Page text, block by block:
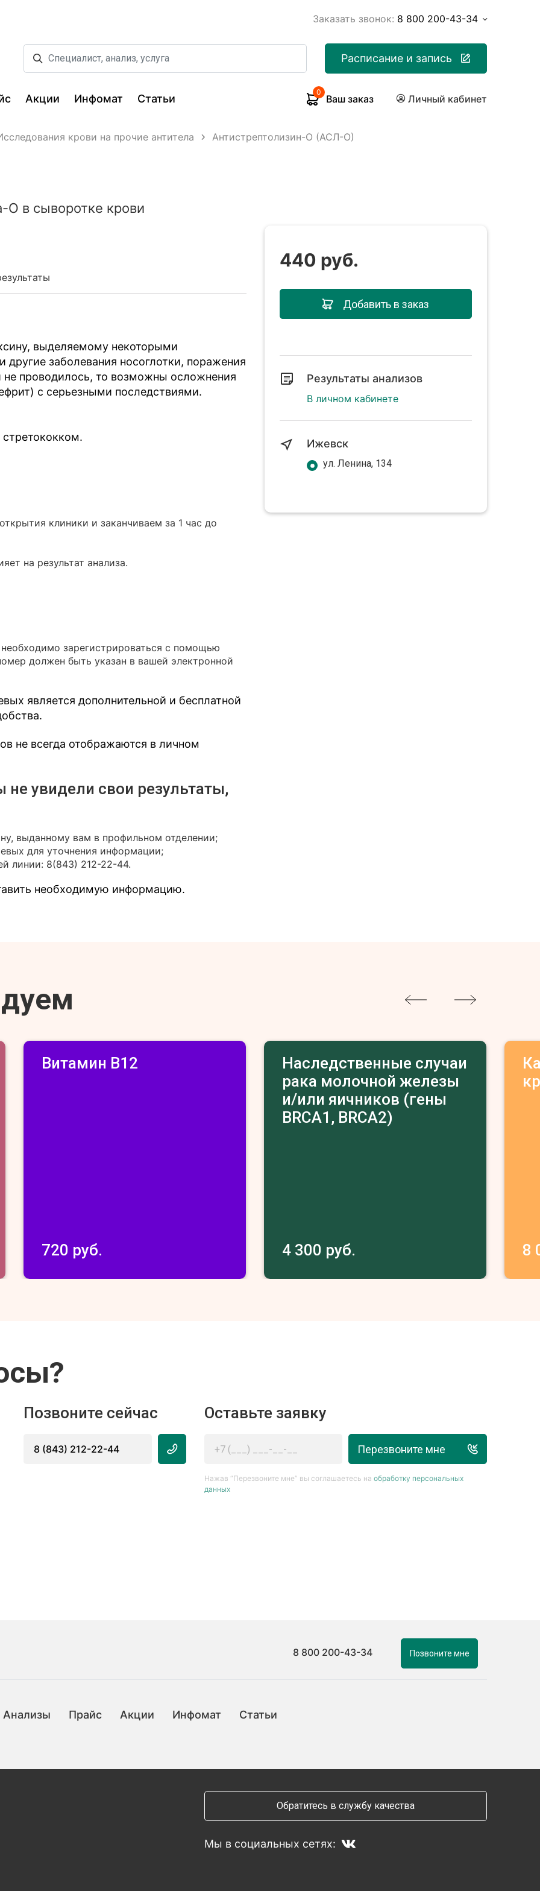
Заказать звонок: 8 800 200-43-34
Расписание и запись
Акции Инфомат Статьи
0
Ваш заказ Личный кабинет
крови на прочие антитела Антистрептолизин-О (АСЛ-О)
О в сыворотке крови
выделяемому некоторыми
заболевания носоглотки, поражения
проводилось, то возможны осложнения
с серьезными последствиями.
стретококком.
клиники и заканчиваем за 1 час до
на результат анализа.
зарегистрироваться с помощью
должен быть указан в вашей электронной
является дополнительной и бесплатной
не всегда отображаются в личном
увидели свои результаты,
выданному вам в профильном отделении;
для уточнения информации;
линии: 8(843) 212-22-44.
необходимую информацию.
440 руб.
Добавить в заказ
Результаты анализов
В личном кабинете
Ижевск
ул. Ленина, 134
Витамин В12
720 руб.
Наследственные случаи
рака молочной железы
и/или яичников (гены
BRCA1, BRCA2)
4 300 руб. 8
Позвоните сейчас
8 (843) 212-22-44
Оставьте заявку
Перезвоните мне
Нажав “Перезвоните мне” вы соглашаетесь на обработку персональных
данных
8 800 200-43-34 Позвоните мне
Анализы Прайс Акции Инфомат Статьи
Обратитесь в службу качества
Мы в социальных сетях: